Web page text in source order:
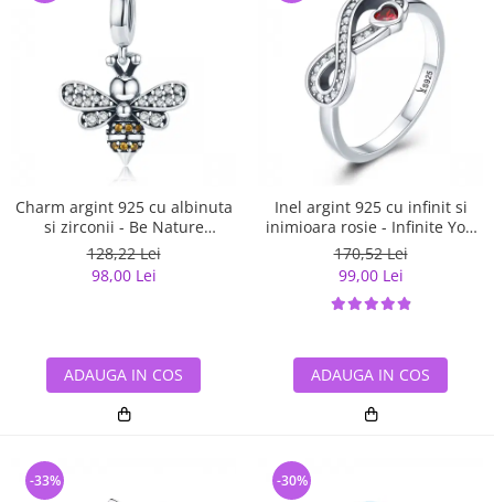
Charm argint 925 cu albinuta
si zirconii - Be Nature
PST0143
128,22 Lei
98,00 Lei
ADAUGA IN COS
Inel argint 925 cu infinit si
inimioara rosie - Infinite You
IST0062
170,52 Lei
99,00 Lei
ADAUGA IN COS
-33% -30%